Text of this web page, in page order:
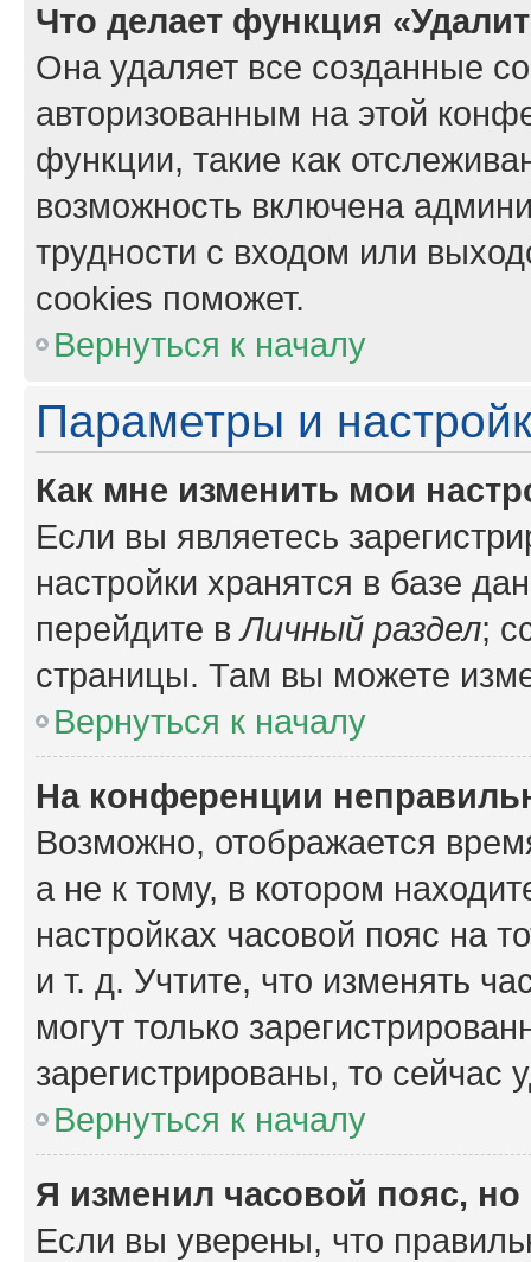
Что делает функция
Она удаляет все созданные
авторизованным на этой
функции, такие как
возможность включена
трудности с входом или
cookies поможет.
Вернуться к началу
Параметры и
Как мне изменить мои
Если вы являетесь
настройки хранятся в базе
перейдите вЛичный раздел;
страницы. Там вы можете
Вернуться к началу
На конференции
Возможно, отображается
а не к тому, в котором
настройках часовой пояс на
и т. д. Учтите, что изменять
могут только
зарегистрированы, то сейчас
Вернуться к началу
Я изменил часовой пояс,
Если вы уверены, что